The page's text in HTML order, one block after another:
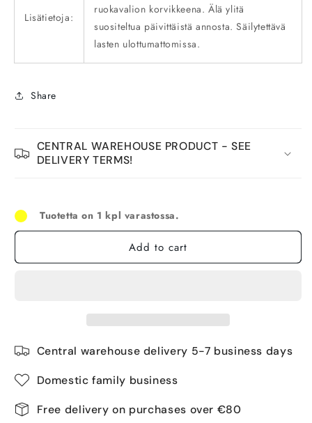
Lisätietoja:
ruokavalion korvikkeena. Älä ylitä
suositeltua päivittäistä annosta. Säilytettävä
lasten ulottumattomissa.
Share
CENTRAL WAREHOUSE PRODUCT - SEE
DELIVERY TERMS!
Tuotetta on 1 kpl varastossa.
Add to cart
Central warehouse delivery 5-7 business days
Domestic family business
Free delivery on purchases over €80